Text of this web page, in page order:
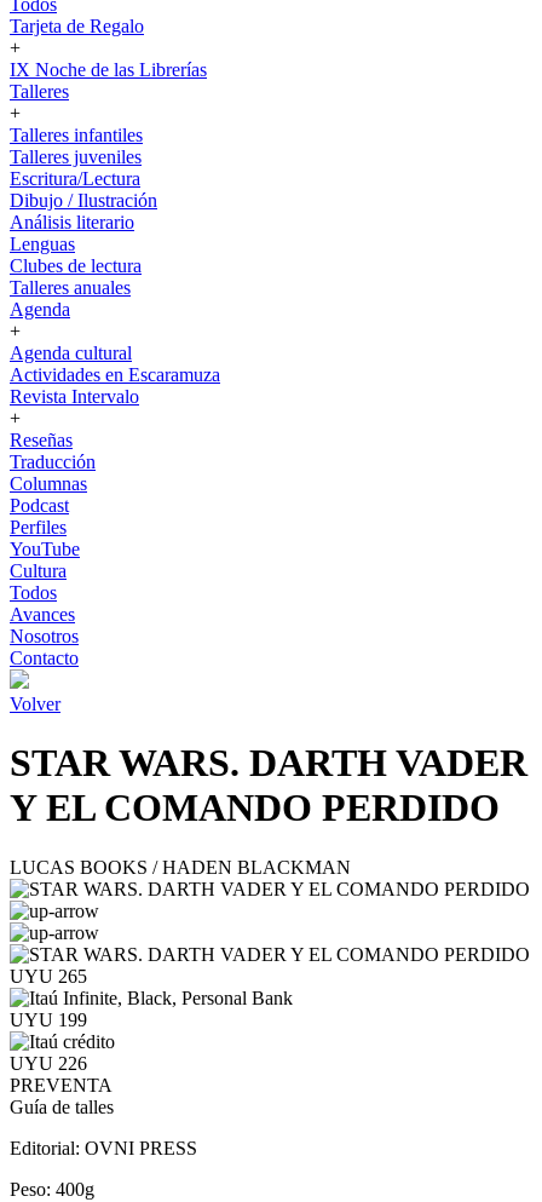
Todos
Tarjeta de Regalo
+
IX Noche de las Librerías
Talleres
+
Talleres infantiles
Talleres juveniles
Escritura/Lectura
Dibujo / Ilustración
Análisis literario
Lenguas
Clubes de lectura
Talleres anuales
Agenda
+
Agenda cultural
Actividades en Escaramuza
Revista Intervalo
+
Reseñas
Traducción
Columnas
Podcast
Perfiles
YouTube
Cultura
Todos
Avances
Nosotros
Contacto
Volver
STAR WARS. DARTH VADER
Y EL COMANDO PERDIDO
LUCAS BOOKS / HADEN BLACKMAN
UYU 265
UYU 199
UYU 226
PREVENTA
Guía de talles
Editorial: OVNI PRESS
Peso: 400g